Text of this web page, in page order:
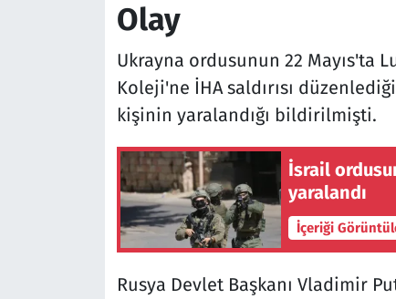
Olay
Ukrayna ordusunun 22 Mayıs'ta
Koleji'ne İHA saldırısı
kişinin yaralandığı bildirilmişti.
İsrail
yaralandı
İçeriği
Rusya Devlet Başkanı Vladimir